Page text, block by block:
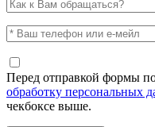
Перед отправкой формы
обработку персональных
чекбоксе выше.